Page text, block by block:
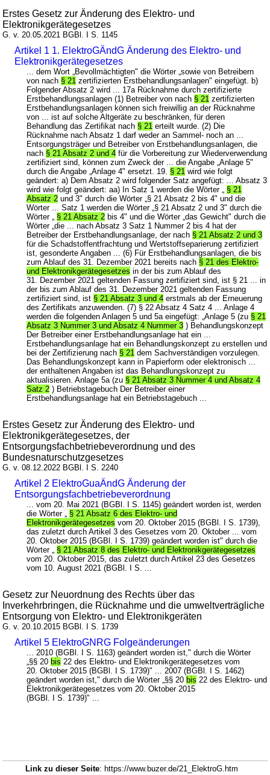
Erstes Gesetz zur Änderung des Elektro- und
Elektronikgerätegesetzes
G. v. 20.05.2021 BGBl. I S. 1145
Artikel 1 1. ElektroGÄndG Änderung des Elektro- und
Elektronikgerätegesetzes
... dem Wort „Bevollmächtigten" die Wörter „sowie von Betreibern
von nach § 21 zertifizierten Erstbehandlungsanlagen" eingefügt. b)
Folgender Absatz 2 wird ... 17a Rücknahme durch zertifizierte
Erstbehandlungsanlagen (1) Betreiber von nach § 21 zertifizierten
Erstbehandlungsanlagen können sich freiwillig an der Rücknahme
von ... ist auf solche Altgeräte zu beschränken, für deren
Behandlung das Zertifikat nach § 21 erteilt wurde. (2) Die
Rücknahme nach Absatz 1 darf weder an Sammel- noch an ...
Entsorgungsträger und Betreiber von Erstbehandlungsanlagen, die
nach § 21 Absatz 2 und 4 für die Vorbereitung zur Wiederverwendung
zertifiziert sind, können zum Zweck der ... die Angabe „Anlage 5"
durch die Angabe „Anlage 4" ersetzt. 19. § 21 wird wie folgt
geändert: a) Dem Absatz 2 wird folgender Satz angefügt: ... Absatz 3
wird wie folgt geändert: aa) In Satz 1 werden die Wörter „ § 21
Absatz 2 und 3" durch die Wörter „§ 21 Absatz 2 bis 4" und die
Wörter ... Satz 1 werden die Wörter „§ 21 Absatz 2 und 3" durch die
Wörter „ § 21 Absatz 2 bis 4" und die Wörter „das Gewicht" durch die
Wörter „die ... nach Absatz 3 Satz 1 Nummer 2 bis 4 hat der
Betreiber der Erstbehandlungsanlage, der nach § 21 Absatz 2 und 3
für die Schadstoffentfrachtung und Wertstoffseparierung zertifiziert
ist, gesonderte Angaben ... (6) Für Erstbehandlungsanlagen, die bis
zum Ablauf des 31. Dezember 2021 bereits nach § 21 des Elektro-
und Elektronikgerätegesetzes in der bis zum Ablauf des
31. Dezember 2021 geltenden Fassung zertifiziert sind, ist § 21 ... in
der bis zum Ablauf des 31. Dezember 2021 geltenden Fassung
zertifiziert sind, ist § 21 Absatz 3 und 4 erstmals ab der Erneuerung
des Zertifikats anzuwenden. (7) § 22 Absatz 4 Satz 4 ... Anlage 4
werden die folgenden Anlagen 5 und 5a eingefügt: „Anlage 5 (zu § 21
Absatz 3 Nummer 3 und Absatz 4 Nummer 3 ) Behandlungskonzept
Der Betreiber einer Erstbehandlungsanlage hat ein ...
Erstbehandlungsanlage hat ein Behandlungskonzept zu erstellen und
bei der Zertifizierung nach § 21 dem Sachverständigen vorzulegen.
Das Behandlungskonzept kann in Papierform oder elektronisch ...
der enthaltenen Angaben ist das Behandlungskonzept zu
aktualisieren. Anlage 5a (zu § 21 Absatz 3 Nummer 4 und Absatz 4
Satz 2 ) Betriebstagebuch Der Betreiber einer
Erstbehandlungsanlage hat ein Betriebstagebuch ...
Erstes Gesetz zur Änderung des Elektro- und
Elektronikgerätegesetzes, der
Entsorgungsfachbetriebeverordnung und des
Bundesnaturschutzgesetzes
G. v. 08.12.2022 BGBl. I S. 2240
Artikel 2 ElektroGuaÄndG Änderung der
Entsorgungsfachbetriebeverordnung
... vom 20. Mai 2021 (BGBl. I S. 1145) geändert worden ist, werden
die Wörter „ § 21 Absatz 6 des Elektro- und
Elektronikgerätegesetzes vom 20. Oktober 2015 (BGBl. I S. 1739),
das zuletzt durch Artikel 3 des Gesetzes vom 20. Oktober ... vom
20. Oktober 2015 (BGBl. I S. 1739) geändert worden ist" durch die
Wörter „ § 21 Absatz 8 des Elektro- und Elektronikgerätegesetzes
vom 20. Oktober 2015, das zuletzt durch Artikel 23 des Gesetzes
vom 10. August 2021 (BGBl. I S. ...
Gesetz zur Neuordnung des Rechts über das
Inverkehrbringen, die Rücknahme und die umweltverträgliche
Entsorgung von Elektro- und Elektronikgeräten
G. v. 20.10.2015 BGBl. I S. 1739
Artikel 5 ElektroGNRG Folgeänderungen
... 2010 (BGBl. I S. 1163) geändert worden ist," durch die Wörter
„§§ 20 bis 22 des Elektro- und Elektronikgerätegesetzes vom
20. Oktober 2015 (BGBl. I S. 1739)" ... 2007 (BGBl. I S. 1462)
geändert worden ist," durch die Wörter „§§ 20 bis 22 des Elektro- und
Elektronikgerätegesetzes vom 20. Oktober 2015
(BGBl. I S. 1739)" ...
Link zu dieser Seite: https://www.buzer.de/21_ElektroG.htm